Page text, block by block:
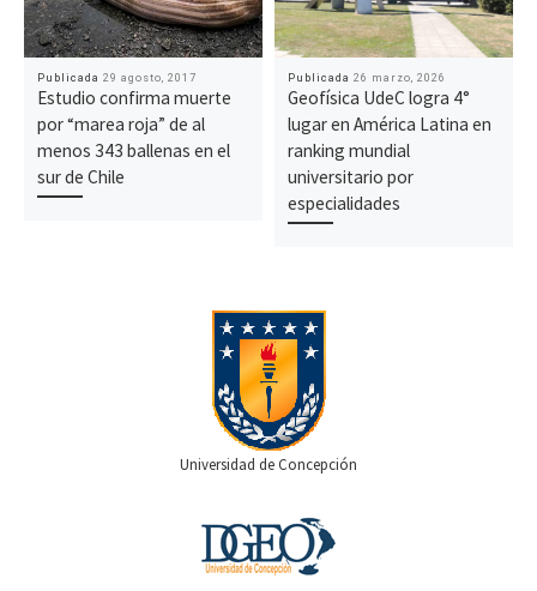
Publicada 29 agosto, 2017
Estudio confirma muerte
por “marea roja” de al
menos 343 ballenas en el
sur de Chile
Publicada 26 marzo, 2026
Geofísica UdeC logra 4°
lugar en América Latina en
ranking mundial
universitario por
especialidades
Universidad de Concepción